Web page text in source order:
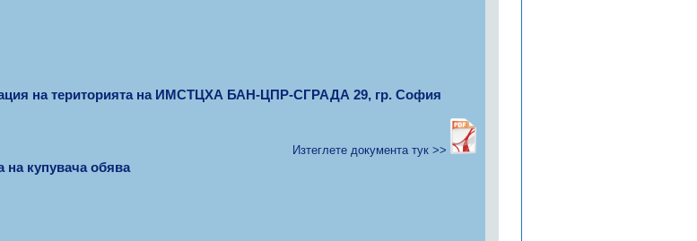
на територията на ИМСТЦХА БАН-ЦПР-СГРАДА 29, гр. София
Изтеглете документа тук >>
купувача обява